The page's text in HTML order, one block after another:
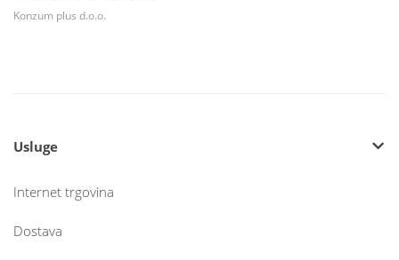
Konzum plus d.o.o.
Usluge
Internet trgovina
Dostava